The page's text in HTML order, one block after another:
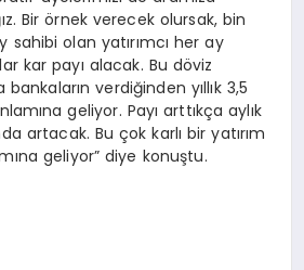
Bir örnek verecek olursak, bin
sahibi olan yatırımcı her ay
kar payı alacak. Bu döviz
bankaların verdiğinden yıllık 3,5
geliyor. Payı arttıkça aylık
artacak. Bu çok karlı bir yatırım
geliyor” diye konuştu.